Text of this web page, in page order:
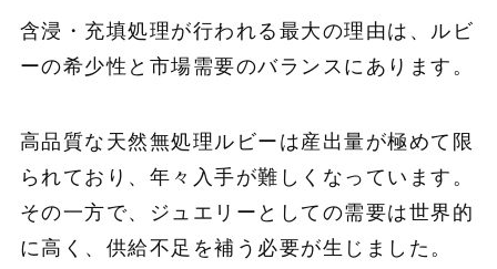
含浸・充填処理が行われる最大の理由は、ルビ
ーの希少性と市場需要のバランスにあります。
高品質な天然無処理ルビーは産出量が極めて限
られており、年々入手が難しくなっています。
その一方で、ジュエリーとしての需要は世界的
に高く、供給不足を補う必要が生じました。